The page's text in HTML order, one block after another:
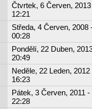
Čtvrtek, 6 Červen,
12:21
Středa, 4 Červen, 2008
00:28
Pondělí, 22 Duben,
20:49
Neděle, 22 Leden, 2012
16:23
Pátek, 3 Červen, 2011 -
22:28